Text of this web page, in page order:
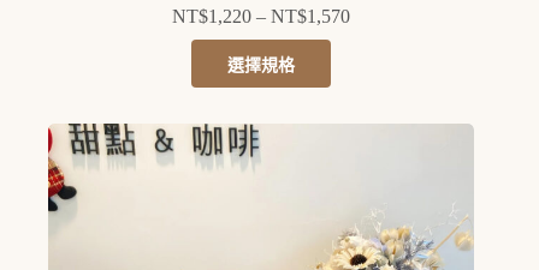
NT$1,220 – NT$1,570價
NT$1,220
選擇規格
此
產
有